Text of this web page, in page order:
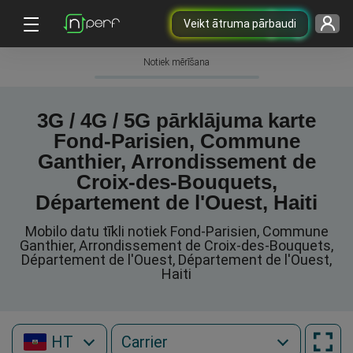
Veikt ātruma pārbaudi
Notiek mērīšana
3G / 4G / 5G pārklājuma karte
Fond-Parisien, Commune
Ganthier, Arrondissement de
Croix-des-Bouquets,
Département de l'Ouest, Haiti
Mobilo datu tīkli notiek Fond-Parisien, Commune
Ganthier, Arrondissement de Croix-des-Bouquets,
Département de l'Ouest, Département de l'Ouest,
Haiti
HT